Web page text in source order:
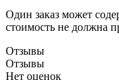
Один заказ может
стоимость не должна
Отзывы
Отзывы
Нет оценок